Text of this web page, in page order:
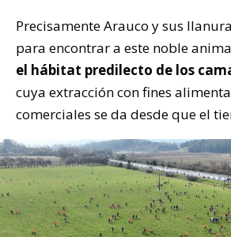
Precisamente Arauco y sus
para encontrar a este noble
el hábitat predilecto de los
cuya extracción con fines
comerciales se da desde que el